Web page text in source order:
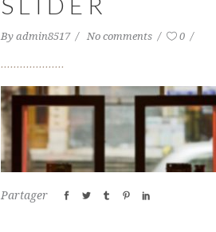
By admin8517 No comments 0
Partager